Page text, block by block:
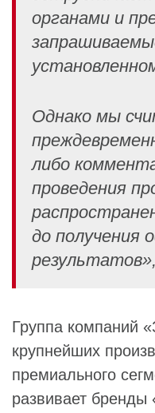
органами и
Однако мы
либо
проведения
до получения
Группа компаний
крупнейших
премиального
развивает бренды